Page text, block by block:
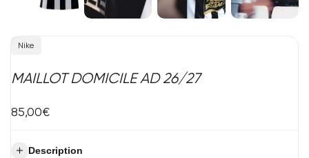
Vendeur
Nike
MAILLOT DOMICILE AD 26/27
Prix
vente
85,00€
Description